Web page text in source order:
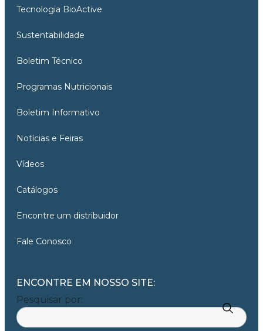
Tecnologia BioActive
Sustentabilidade
Boletim Técnico
Programas Nutricionais
Boletim Informativo
Notícias e Feiras
Vídeos
Catálogos
Encontre um distribuidor
Fale Conosco
ENCONTRE EM NOSSO SITE:
Pesquisar por: